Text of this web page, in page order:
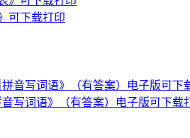
可下载打印
写词语》（有答案）电子版可下载